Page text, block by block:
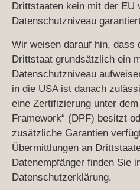
Drittstaaten kein mit der EU
Datenschutzniveau
Wir weisen darauf hin, dass
Drittstaat grundsätzlich ein
Datenschutzniveau
in die USA ist danach
eine Zertifizierung unter
Framework“ (DPF) besitzt
zusätzliche Garantien
Übermittlungen an
Datenempfänger finden Sie
Datenschutzerklärung.